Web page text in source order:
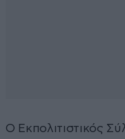
Ο Εκπολιτιστικός